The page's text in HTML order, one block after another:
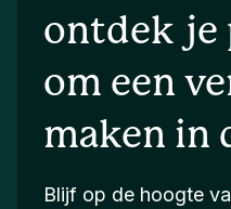
ontdek je
om een
maken in
Blijf op de hoogte